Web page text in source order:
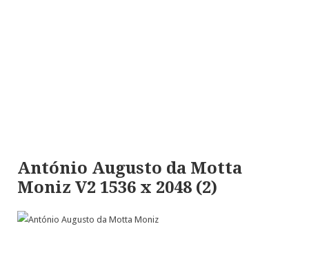
António Augusto da Motta
Moniz V2 1536 x 2048 (2)